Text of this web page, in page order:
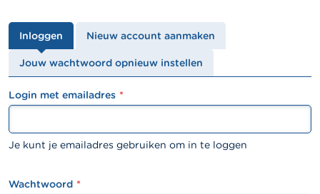
Primaire
tabs
Inloggen Nieuw account aanmaken
Jouw wachtwoord opnieuw instellen
textfield
Login met emailadres
Je kunt je emailadres gebruiken om in te loggen
password
Wachtwoord